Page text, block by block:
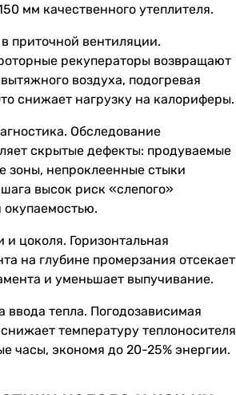
мм качественного утеплителя.
приточной вентиляции.
рекуператоры возвращают
воздуха, подогревая
снижает нагрузку на калориферы.
Обследование
скрытые дефекты: продуваемые
непроклеенные стыки
высок риск «слепого»
окупаемостью.
и цоколя. Горизонтальная
на глубине промерзания отсекает
и уменьшает выпучивание.
ввода тепла. Погодозависимая
температуру теплоносителя
часы, экономя до 20-25% энергии.